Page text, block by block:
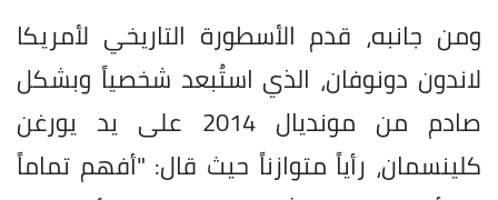
ومن جانبه، قدم الأسطورة التاريخي لأمريكا
لاندون دونوفان، الذي استُبعد شخصياً وبشكل
صادم من مونديال 2014 على يد يورغن
كلينسمان، رأياً متوازناً حيث قال: "أفهم تماماً